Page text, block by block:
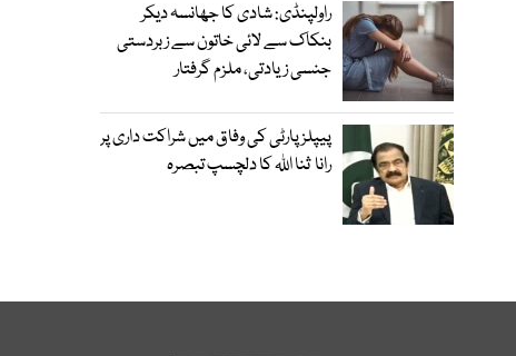
راولپنڈی: شادی کا جھانسہ دیکر
بنکاک سے لائی خاتون سے زبردستی
جنسی زیادتی، ملزم گرفتار
پیپلز پارٹی کی وفاق میں شراکت داری پر
رانا ثنا اللہ کا دلچسپ تبصرہ